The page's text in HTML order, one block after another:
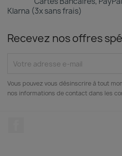
Klarna (3x sans frais)
Recevez nos offres
Vous pouvez vous désinscrire à tout
nos informations de contact dans les